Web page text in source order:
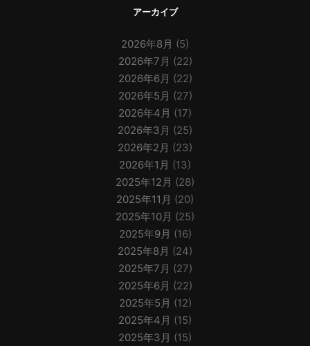
アーカイブ
2026年8月 (5)
2026年7月 (22)
2026年6月 (22)
2026年5月 (27)
2026年4月 (17)
2026年3月 (25)
2026年2月 (23)
2026年1月 (13)
2025年12月 (28)
2025年11月 (20)
2025年10月 (25)
2025年9月 (16)
2025年8月 (24)
2025年7月 (27)
2025年6月 (22)
2025年5月 (12)
2025年4月 (15)
2025年3月 (15)